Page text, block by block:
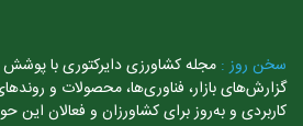
روز :مجله کشاورزی دایرکتوری با پوشش
بازار، فناوری‌ها، محصولات و روندهای
و به‌روز برای کشاورزان و فعالان این